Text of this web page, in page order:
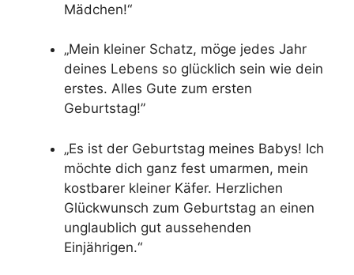
Mädchen!“
„Mein kleiner Schatz, möge jedes Jahr
deines Lebens so glücklich sein wie dein
erstes. Alles Gute zum ersten
Geburtstag!”
„Es ist der Geburtstag meines Babys! Ich
möchte dich ganz fest umarmen, mein
kostbarer kleiner Käfer. Herzlichen
Glückwunsch zum Geburtstag an einen
unglaublich gut aussehenden
Einjährigen.“